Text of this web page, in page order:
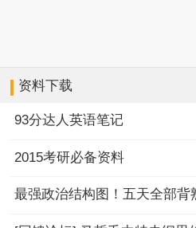
资料下载
93分达人英语笔记
2015考研必备资料